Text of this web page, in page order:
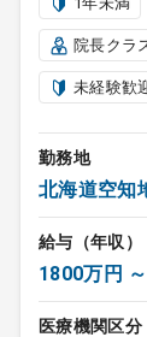
院長クラ
未経験歓
勤務地
北海道空知
給与（年収）
1800万円
医療機関区分